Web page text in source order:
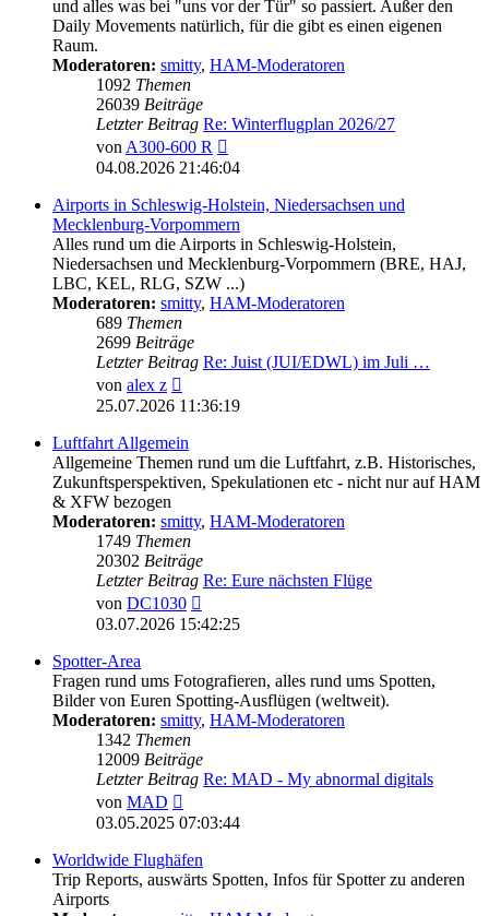
und alles was bei "uns vor der Tür" so passiert. Außer den
Daily Movements natürlich, für die gibt es einen eigenen
Raum.
Moderatoren: smitty, HAM-Moderatoren
1092 Themen
26039 Beiträge
Letzter Beitrag Re: Winterflugplan 2026/27
vonA300-600 R
Beitrag
04.08.2026 21:46:04
Airports in Schleswig-Holstein, Niedersachsen und
Mecklenburg-Vorpommern
Alles rund um die Airports in Schleswig-Holstein,
Niedersachsen und Mecklenburg-Vorpommern (BRE, HAJ,
LBC, KEL, RLG, SZW ...)
Moderatoren: smitty, HAM-Moderatoren
689 Themen
2699 Beiträge
Letzter Beitrag Re: Juist (JUI/EDWL) im Juli …
von alex z
Beitrag
25.07.2026 11:36:19
Luftfahrt Allgemein
Allgemeine Themen rund um die Luftfahrt, z.B. Historisches,
Zukunftsperspektiven, Spekulationen etc - nicht nur auf HAM
& XFW bezogen
Moderatoren: smitty, HAM-Moderatoren
1749 Themen
20302 Beiträge
Letzter Beitrag Re: Eure nächsten Flüge
von DC1030
Beitrag
03.07.2026 15:42:25
Spotter-Area
Fragen rund ums Fotografieren, alles rund ums Spotten,
Bilder von Euren Spotting-Ausflügen (weltweit).
Moderatoren: smitty, HAM-Moderatoren
1342 Themen
12009 Beiträge
Letzter Beitrag Re: MAD - My abnormal digitals
von MAD
Beitrag
03.05.2025 07:03:44
Worldwide Flughäfen
Trip Reports, auswärts Spotten, Infos für Spotter zu anderen
Airports